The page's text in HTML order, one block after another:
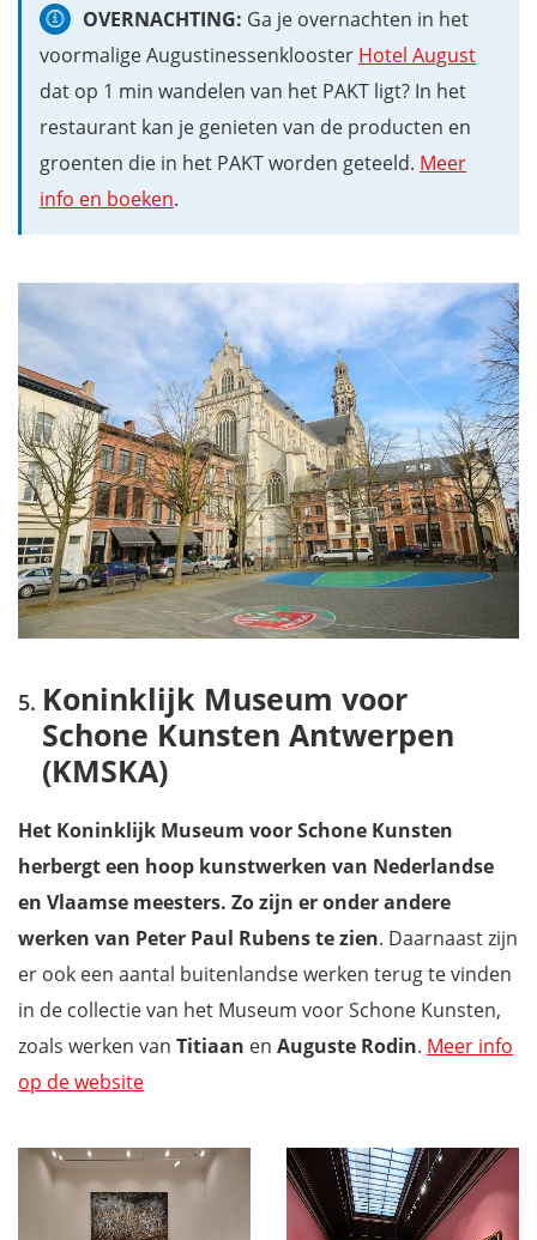
OVERNACHTING: Ga je overnachten in het
voormalige Augustinessenklooster Hotel August
dat op 1 min wandelen van het PAKT ligt? In het
restaurant kan je genieten van de producten en
groenten die in het PAKT worden geteeld. Meer
info en boeken.
Koninklijk Museum voor
Schone Kunsten Antwerpen
(KMSKA)
Het Koninklijk Museum voor Schone Kunsten
herbergt een hoop kunstwerken van Nederlandse
en Vlaamse meesters. Zo zijn er onder andere
werken van Peter Paul Rubens te zien. Daarnaast zijn
er ook een aantal buitenlandse werken terug te vinden
in de collectie van het Museum voor Schone Kunsten,
zoals werken van Titiaan en Auguste Rodin. Meer info
op de website